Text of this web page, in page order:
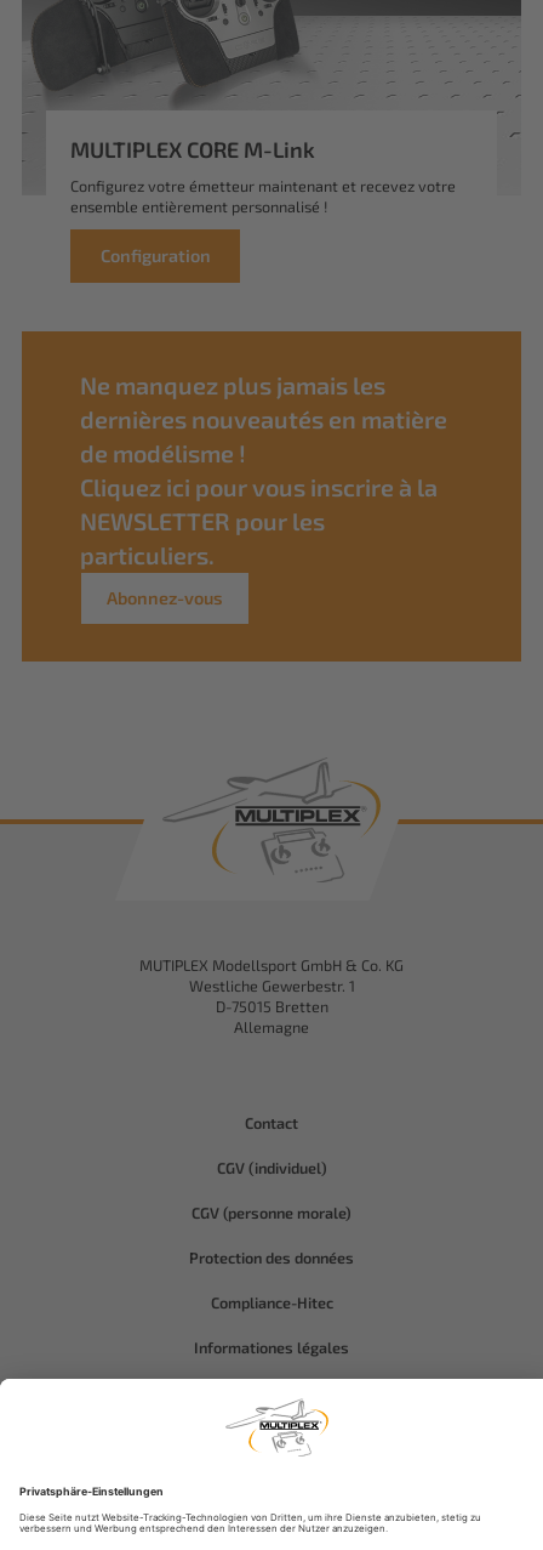
MULTIPLEX CORE M-Link
Configurez votre émetteur maintenant et recevez votre
ensemble entièrement personnalisé !
Configuration
Ne manquez plus jamais les
dernières nouveautés en matière
de modélisme !
Cliquez ici pour vous inscrire à la
NEWSLETTER pour les
particuliers.
Abonnez-vous
MUTIPLEX Modellsport GmbH & Co. KG
Westliche Gewerbestr. 1
D-75015 Bretten
Allemagne
Contact
CGV (individuel)
CGV (personne morale)
Protection des données
Compliance-Hitec
Informationes légales